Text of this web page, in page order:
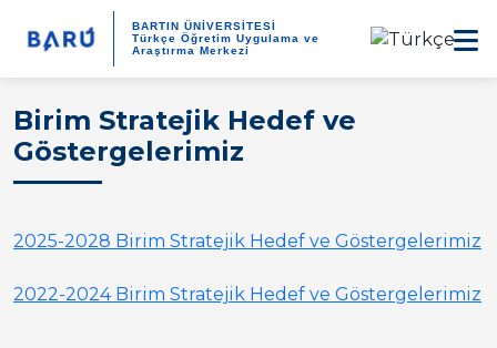
BARTIN ÜNİVERSİTESİ
Türkçe Öğretim Uygulama ve
Araştırma Merkezi
Birim Stratejik Hedef ve
Göstergelerimiz
2025-2028 Birim Stratejik Hedef ve Göstergelerimiz
2022-2024 Birim Stratejik Hedef ve Göstergelerimiz